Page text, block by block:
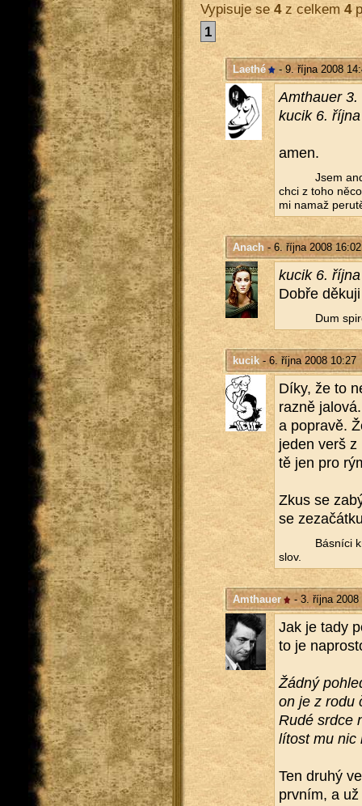
Vypisuje se4z celkem4
1
Laethé - 9. října 2008
Am­thauer
kucik 6.
amen.
Jsem
chci z toho
mi namaž
Anach- 6. října 2008 16:02
kucik 6.
Dobře
Dum
kucik- 6. října 2008 10:27
Díky, že to
raz­ně
a po­pra­vě.
jeden verš
tě jen pro
Zkus se
se
Bás­ní­ci
slov.
Amthauer - 3. října 2008
Jak je tady
to je
Žádný
on je z rodu
Rudé srdce
lí­tost mu nic
Ten druhý
prv­ním, a